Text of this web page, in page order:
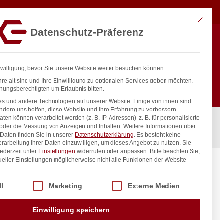
In den Warenkorb
Mit
Datenschutz-Präferenz
bevor Sie unsere Website weiter besuchen können.
alt sind und Ihre Einwilligung zu optionalen Services geben möchten,
um Erlaubnis bitten.
und andere Technologien auf unserer Website. Einige von ihnen sind
uns helfen, diese Website und Ihre Erfahrung zu verbessern.
können verarbeitet werden (z. B. IP-Adressen), z. B. für personalisierte
die Messung von Anzeigen und Inhalten. Weitere Informationen über
finden Sie in unserer Datenschutzerklärung. Es besteht keine
Ihrer Daten einzuwilligen, um dieses Angebot zu nutzen. Sie
unter Einstellungen widerrufen oder anpassen. Bitte beachten Sie,
Einstellungen möglicherweise nicht alle Funktionen der Website
Service-Gruppen, für die eine Einwilligung erteilt werden kann.
Marketing Externe Medien
Einwilligung speichern